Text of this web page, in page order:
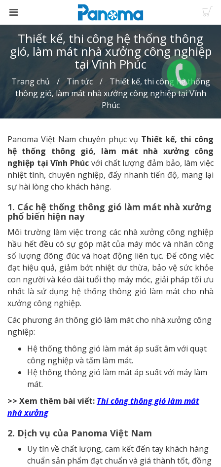
Thiết kế, thi công hệ thống thông
gió, làm mát nhà xưởng công nghiệp
tại Vĩnh Phúc
Trang chủ Tin tức
Thiết kế, thi công hệ thống
thông gió, làm mát nhà xưởng công nghiệp tại Vĩnh
Phúc
Panoma Việt Nam chuyên phục vụ Thiết kế, thi công
hệ thống thông gió, làm mát nhà xưởng công
nghiệp tại Vĩnh Phúc với chất lượng đảm bảo, làm việc
nhiệt tình, chuyên nghiệp, đẩy nhanh tiến độ, mang lại
sự hài lòng cho khách hàng.
1. Các hệ thống thông gió làm mát nhà xưởng
phổ biến hiện nay
Môi trường làm việc trong các nhà xưởng công nghiệp
hầu hết đều có sự góp mặt của máy móc và nhân công
số lượng đông đúc và hoạt động liên tục. Để công việc
đạt hiệu quả, giảm bớt nhiệt dư thừa, bảo vệ sức khỏe
con người và kéo dài tuổi thọ máy móc, giải pháp tối ưu
nhất là sử dụng hệ thống thông gió làm mát cho nhà
xưởng công nghiệp.
Các phương án thông gió làm mát cho nhà xưởng công
nghiệp:
Hệ thống thông gió làm mát áp suất âm với quạt
công nghiệp và tấm làm mát.
Hệ thống thông gió làm mát áp suất với máy làm
mát.
>> Xem thêm bài viết: Thi công thông gió làm mát
nhà xưởng
2. Dịch vụ của Panoma Việt Nam
Uy tín về chất lượng, cam kết đến tay khách hàng
chuẩn sản phẩm đạt chuẩn và giá thành tốt, đồng